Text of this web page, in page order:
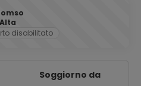
Alta
disabilitato
Soggiorno da